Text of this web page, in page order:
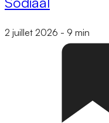
2 juillet 2026 - 9 min